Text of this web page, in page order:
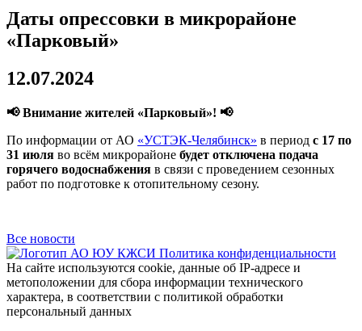
Даты опрессовки в микрорайоне
«Парковый»
12.07.2024
📢 Внимание жителей «Парковый»! 📢
По информации от АО «УСТЭК-Челябинск» в период с 17 по
31 июля во всём микрорайоне будет отключена подача
горячего водоснабжения в связи с проведением сезонных
работ по подготовке к отопительному сезону.
Все новости
Политика конфиденциальности
На сайте используются cookie, данные об IP-адресе и
метоположении для сбора информации технического
характера, в соответствии с политикой обработки
персональный данных